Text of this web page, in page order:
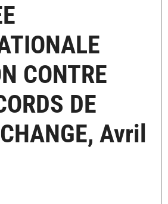
CONTRE
DE
Avril